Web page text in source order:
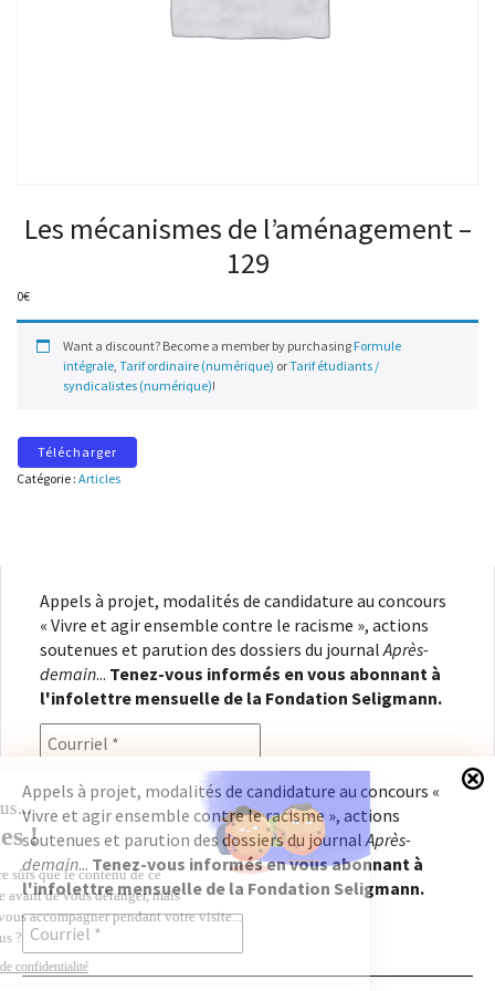
Les mécanismes de l’aménagement –
129
0€
Want a discount? Become a member by purchasing Formule
intégrale, Tarif ordinaire (numérique) orTarif étudiants /
syndicalistes (numérique)!
Télécharger
Catégorie : Articles
Appels à projet, modalités de candidature au concours
« Vivre et agir ensemble contre le racisme », actions
soutenues et parution des dossiers du journal Après-
demain... Tenez-vous informés en vous abonnant à
l'infolettre mensuelle de la Fondation Seligmann.
En renseignant votre adresse électronique, vous
consentez à recevoir l'infolettre de la Fondation
Seligmann, conformément à notrepolitique de
confidentialité. Il vous sera possible de vous
désabonner à tout moment.
Appels à projet, modalités de candidature au concours «
Vivre et agir ensemble contre le racisme », actions
soutenues et parution des dossiers du journalAprès-
demain... Tenez-vous informés en vous abonnant à
l'infolettre mensuelle de la Fondation Seligmann.